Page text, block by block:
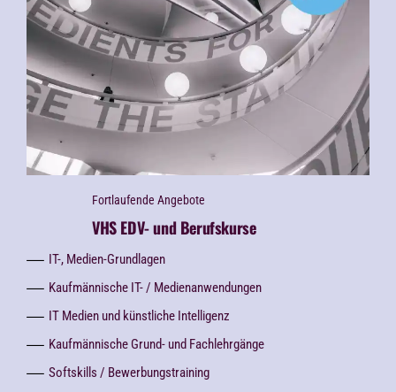
Fortlaufende Angebote
VHS EDV- und Berufskurse
IT-, Medien-Grundlagen
Kaufmännische IT- / Medienanwendungen
IT Medien und künstliche Intelligenz
Kaufmännische Grund- und Fachlehrgänge
Softskills / Bewerbungstraining